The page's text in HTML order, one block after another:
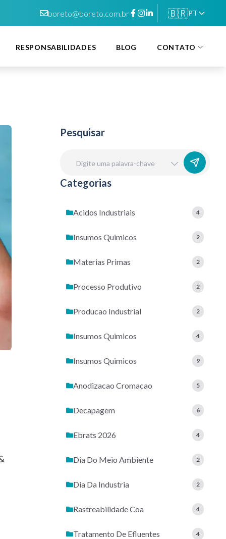
boreto@boreto.com.br 🇧🇷PT
RESPONSABILIDADES BLOG CONTATO
Pesquisar
Categorias
Acidos Industriais 4
Insumos Quimicos 2
Materias Primas 2
Processo Produtivo 2
Producao Industrial 2
Insumos Quimicos 4
Insumos Quimicos 9
Anodizacao Cromacao 5
Decapagem 6
Ebrats 2026 4
Dia Do Meio Ambiente 2
Dia Da Industria 2
Rastreabilidade Coa 4
Tratamento De Efluentes 4